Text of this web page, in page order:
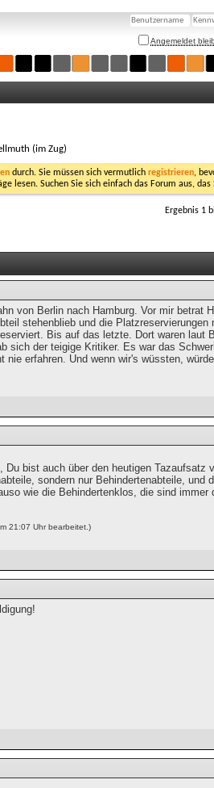
Angemeldet
(im Zug)
durch. Sie müssen sich vermutlich registrieren,
lesen. Suchen Sie sich einfach das Forum aus,
Ergebnis 1
von Berlin nach Hamburg. Vor mir betrat
stehenblieb und die
Bis auf das letzte. Dort waren
sich der teigige Kritiker. Es war das
erfahren. Und wenn wir's wüssten,
bist auch über den heutigen Tazaufsatz
sondern nur Behindertenabteile,
wie die Behindertenklos, die sind
21:07 Uhr bearbeitet.)